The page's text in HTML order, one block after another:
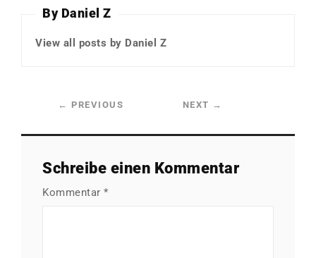
By Daniel Z
View all posts by Daniel Z
← PREVIOUS NEXT →
Schreibe einen Kommentar
Kommentar *